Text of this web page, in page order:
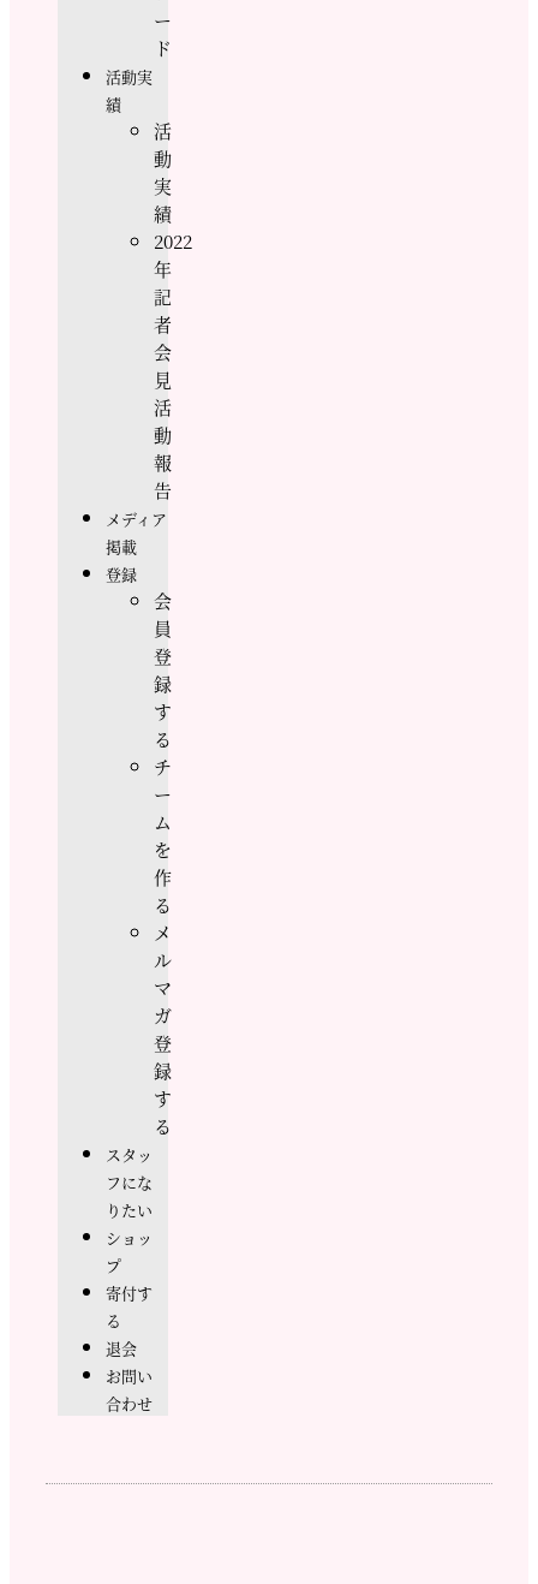
ー
ド
活動実
績
活
動
実
績
2022
年
記
者
会
見
活
動
報
告
メディア
掲載
登録
会
員
登
録
す
る
チ
ー
ム
を
作
る
メ
ル
マ
ガ
登
録
す
る
スタッ
フにな
りたい
ショッ
プ
寄付す
る
退会
お問い
合わせ